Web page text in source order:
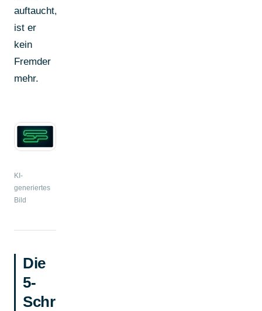
auftaucht,
ist er
kein
Fremder
mehr.
KI-
generiertes
Bild
Die
5-
Schritt-